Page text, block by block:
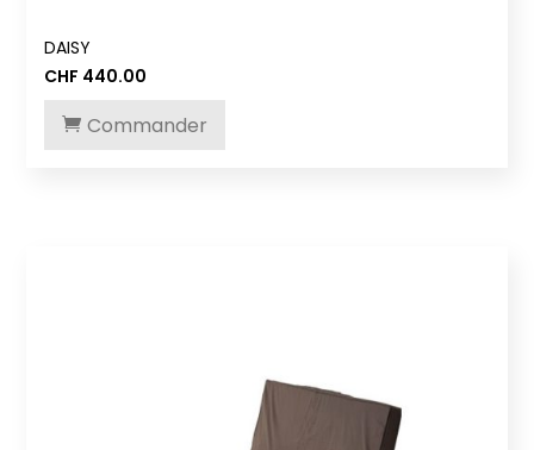
DAISY
CHF 440.00
Commander